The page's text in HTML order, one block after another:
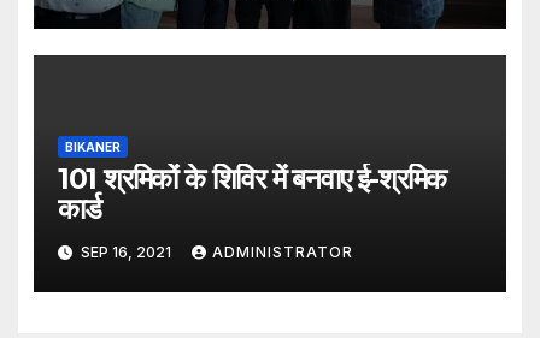
BIKANER
101 श्रमिकों के शिविर में बनवाए ई-श्रमिक
कार्ड
SEP 16, 2021 ADMINISTRATOR